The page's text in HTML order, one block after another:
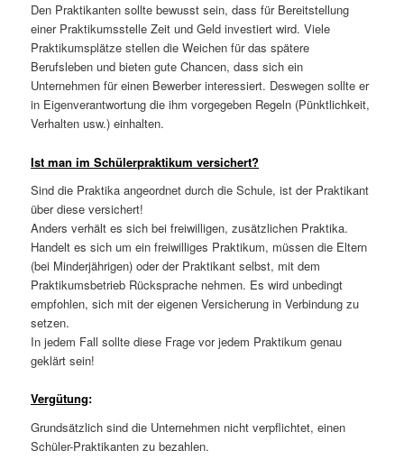
Den Praktikanten sollte bewusst sein, dass für Bereitstellung
einer Praktikumsstelle Zeit und Geld investiert wird. Viele
Praktikumsplätze stellen die Weichen für das spätere
Berufsleben und bieten gute Chancen, dass sich ein
Unternehmen für einen Bewerber interessiert. Deswegen sollte er
in Eigenverantwortung die ihm vorgegeben Regeln (Pünktlichkeit,
Verhalten usw.) einhalten.
Ist man im Schülerpraktikum versichert?
Sind die Praktika angeordnet durch die Schule, ist der Praktikant
über diese versichert!
Anders verhält es sich bei freiwilligen, zusätzlichen Praktika.
Handelt es sich um ein freiwilliges Praktikum, müssen die Eltern
(bei Minderjährigen) oder der Praktikant selbst, mit dem
Praktikumsbetrieb Rücksprache nehmen. Es wird unbedingt
empfohlen, sich mit der eigenen Versicherung in Verbindung zu
setzen.
In jedem Fall sollte diese Frage vor jedem Praktikum genau
geklärt sein!
Vergütung:
Grundsätzlich sind die Unternehmen nicht verpflichtet, einen
Schüler-Praktikanten zu bezahlen.